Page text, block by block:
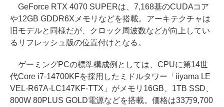
GeForce RTX 4070 SUPERは、7,168基のCUDAコア
や12GB GDDR6Xメモリなどを搭載。アーキテクチャは
旧モデルと同様だが、クロック周波数などが向上してい
るリフレッシュ版の位置付けとなる。
ゲーミングPCの標準構成例としては、CPUに第14世
代Core i7-14700KFを採用したミドルタワー「iiyama LE
VEL-R67A-LC147KF-TTX」がメモリ16GB、1TB SSD、
800W 80PLUS GOLD電源などを搭載。価格は33万9,700